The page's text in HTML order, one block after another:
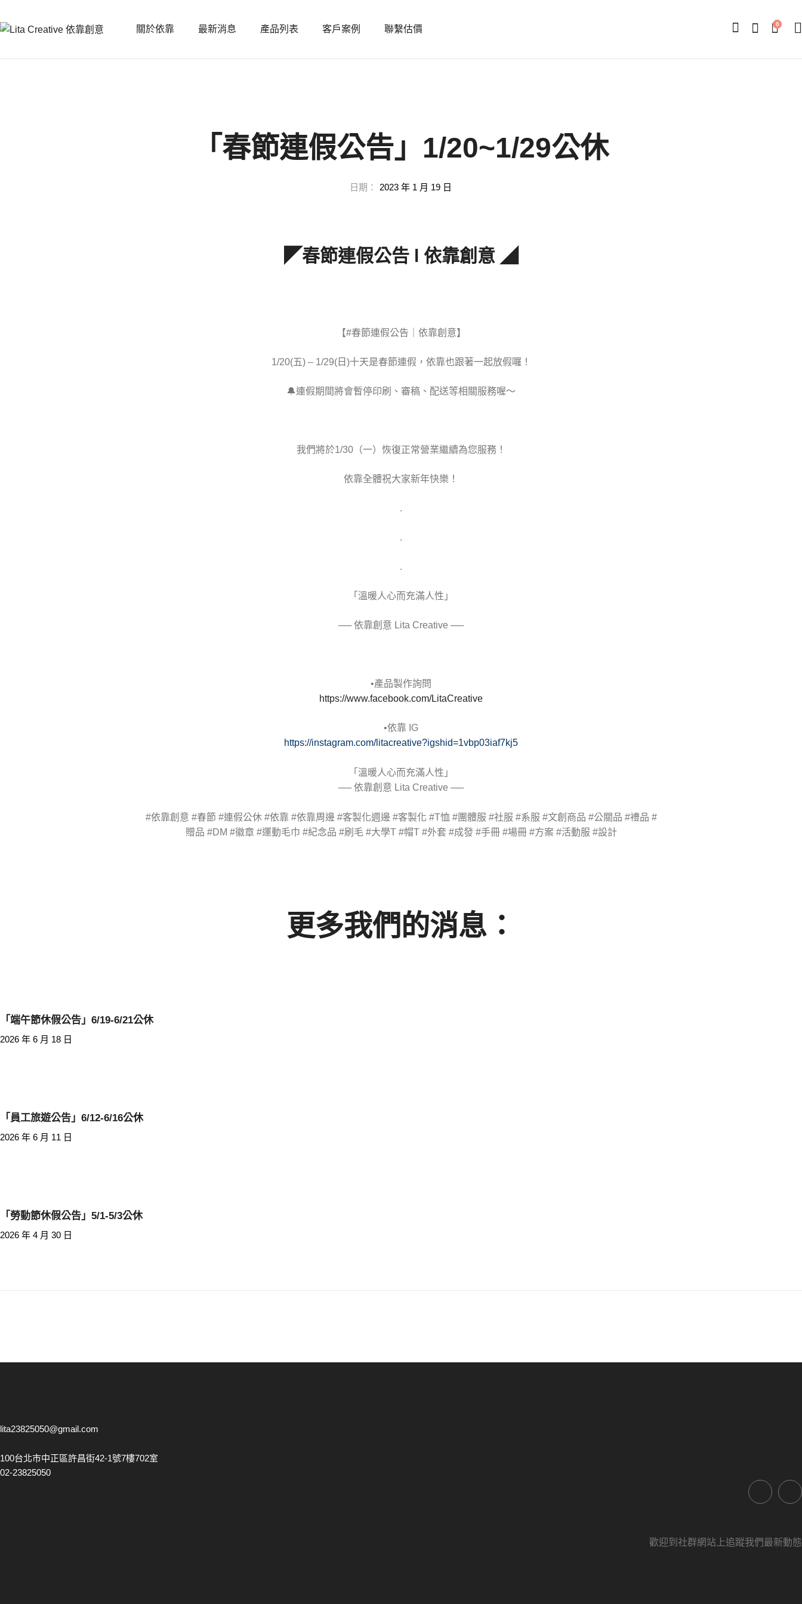
關於依靠 最新消息 產品列表 客戶案例 聯繫估價 0
「春節連假公告」1/20~1/29公休
日期： 2023 年 1 月 19 日
◤春節連假公告 l 依靠創意 ◢
【#春節連假公告｜依靠創意】​
1/20(五) – 1/29(日)十天是春節連假，依靠也跟著一起放假囉！​
🔔連假期間將會暫停印刷、審稿、配送等相關服務喔～​
我們將於1/30（一）恢復正常營業繼續為您服務！​
依靠全體祝大家新年快樂！
.
.
.
「溫暖人心而充滿人性」​
── 依靠創意 Lita Creative ──​
•產品製作詢問​
https://www.facebook.com/LitaCreative
•依靠 IG​
https://instagram.com/litacreative?igshid=1vbp03iaf7kj5​
「溫暖人心而充滿人性」​
── 依靠創意 Lita Creative ──​
#依靠創意 #春節 #連假公休 #依靠 #依靠周邊 #客製化週邊 #客製化 #T恤 #團體服 #社服 #系服 #文創商品 #公關品 #禮品 #
贈品 #DM #徽章 #運動毛巾 #紀念品 #刷毛 #大學T #帽T #外套 #成發 #手冊 #場冊 #方案 #活動服 #設計
更多我們的消息：
「端午節休假公告」6/19-6/21公休
2026 年 6 月 18 日
「員工旅遊公告」6/12-6/16公休
2026 年 6 月 11 日
「勞動節休假公告」5/1-5/3公休
2026 年 4 月 30 日
lita23825050@gmail.com
100台北市中正區許昌街42-1號7樓702室
02-23825050
歡迎到社群網站上追蹤我們最新動態